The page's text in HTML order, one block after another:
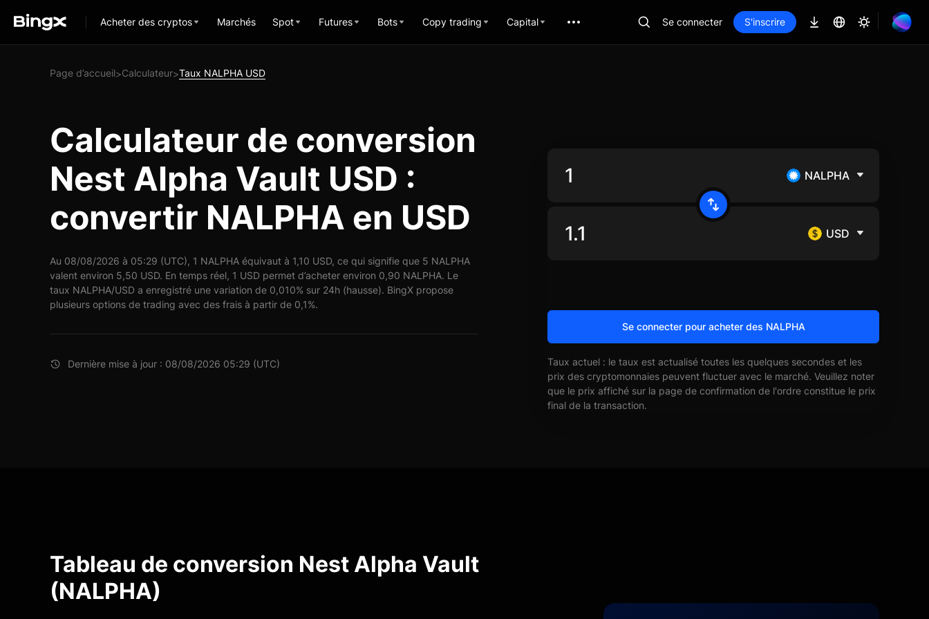
Acheter des cryptos Marchés Spot Futures Bots Copy trading Capital Se connecter S'inscrire
Page d’accueil>Calculateur>Taux NALPHA USD
Calculateur de conversion
Nest Alpha Vault USD :
convertir NALPHA en USD
Au 08/08/2026 à 05:29 (UTC), 1 NALPHA équivaut à 1,10 USD, ce qui signifie que 5 NALPHA
valent environ 5,50 USD. En temps réel, 1 USD permet d’acheter environ 0,90 NALPHA. Le
taux NALPHA/USD a enregistré une variation de 0,010% sur 24h (hausse). BingX propose
plusieurs options de trading avec des frais à partir de 0,1%.
Dernière mise à jour : 08/08/2026 05:29 (UTC)
NALPHA
USD
Se connecter pour acheter des NALPHA
Taux actuel : le taux est actualisé toutes les quelques secondes et les
prix des cryptomonnaies peuvent fluctuer avec le marché. Veuillez noter
que le prix affiché sur la page de confirmation de l'ordre constitue le prix
final de la transaction.
Tableau de conversion Nest Alpha Vault
(NALPHA)